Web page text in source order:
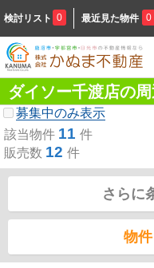
検討リスト 0 最近見た物件 0
ダイソー千渡店の
募集中のみ表示
該当物件 11 件
販売数 12 件
さらに
物